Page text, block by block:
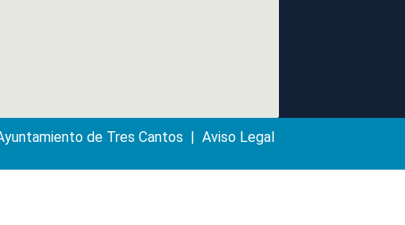
de Tres Cantos | Aviso Legal